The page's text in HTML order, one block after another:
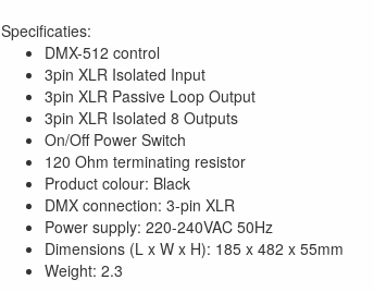
Specificaties:
DMX-512 control
3pin XLR Isolated Input
3pin XLR Passive Loop Output
3pin XLR Isolated 8 Outputs
On/Off Power Switch
120 Ohm terminating resistor
Product colour: Black
DMX connection: 3-pin XLR
Power supply: 220-240VAC 50Hz
Dimensions (L x W x H): 185 x 482 x 55mm
Weight: 2.3